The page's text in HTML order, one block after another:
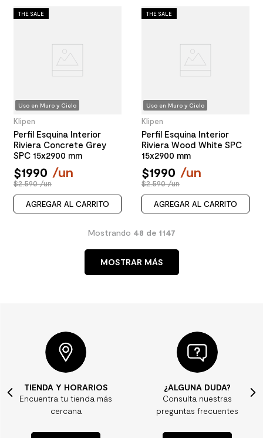
THE SALE
Uso en Muro y Cielo
Klipen
Perfil Esquina Interior
Riviera Concrete Grey
SPC 15x2900 mm
$1990 /un
$2.590 /un
AGREGAR AL CARRITO
THE SALE
Uso en Muro y Cielo
Klipen
Perfil Esquina Interior
Riviera Wood White SPC
15x2900 mm
$1990 /un
$2.590 /un
AGREGAR AL CARRITO
Mostrando 48 de 1147
MOSTRAR MÁS
TIENDA Y HORARIOS
Encuentra tu tienda más
cercana
¿ALGUNA DUDA?
Consulta nuestras
preguntas frecuentes